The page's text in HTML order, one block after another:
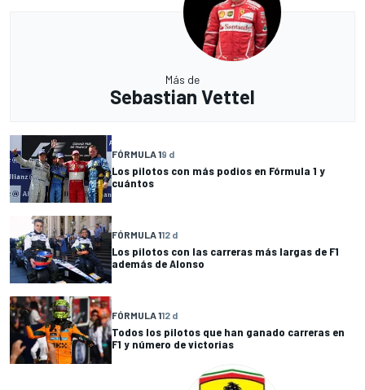
Más de
Sebastian Vettel
FÓRMULA 19 d
Los pilotos con más podios en Fórmula 1 y
cuántos
FÓRMULA 112 d
Los pilotos con las carreras más largas de F1
además de Alonso
FÓRMULA 112 d
Todos los pilotos que han ganado carreras en
F1 y número de victorias